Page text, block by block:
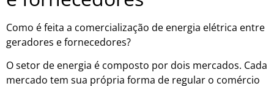
Como é feita a comercialização de energia elétrica entre
geradores e fornecedores?
O setor de energia é composto por dois mercados. Cada
mercado tem sua própria forma de regular o comércio